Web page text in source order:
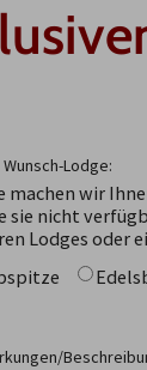
Lodge:
machen wir
sie nicht
Lodges oder